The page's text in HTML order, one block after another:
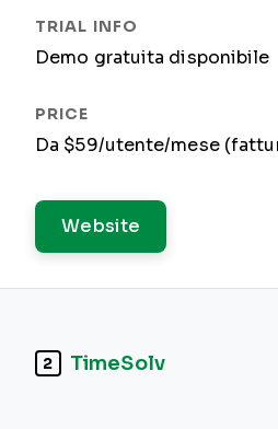
Demo gratuita disponibile
Da $59/utente/mese
Website
2 TimeSolv